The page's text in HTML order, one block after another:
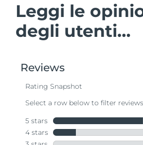
Leggi le
degli utenti…